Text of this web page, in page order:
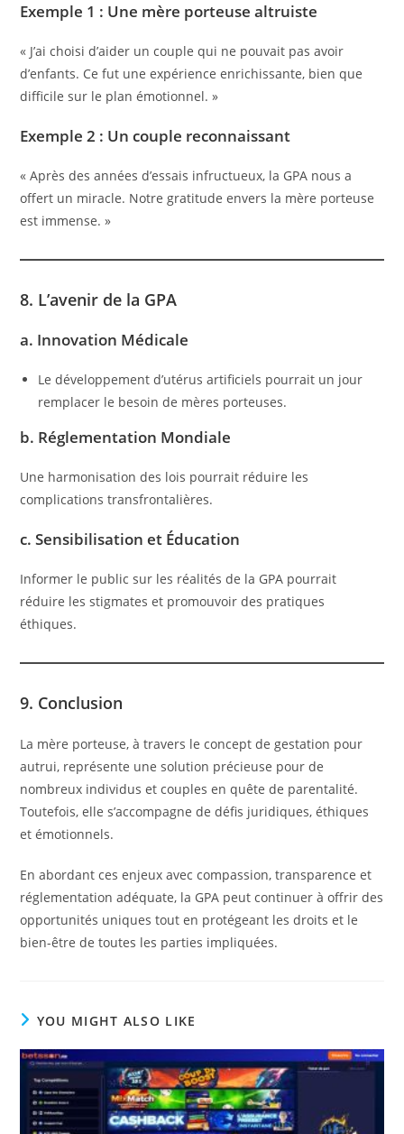
Exemple 1 : Une mère porteuse altruiste
« J’ai choisi d’aider un couple qui ne pouvait pas avoir
d’enfants. Ce fut une expérience enrichissante, bien que
difficile sur le plan émotionnel. »
Exemple 2 : Un couple reconnaissant
« Après des années d’essais infructueux, la GPA nous a
offert un miracle. Notre gratitude envers la mère porteuse
est immense. »
8. L’avenir de la GPA
a. Innovation Médicale
Le développement d’utérus artificiels pourrait un jour
remplacer le besoin de mères porteuses.
b. Réglementation Mondiale
Une harmonisation des lois pourrait réduire les
complications transfrontalières.
c. Sensibilisation et Éducation
Informer le public sur les réalités de la GPA pourrait
réduire les stigmates et promouvoir des pratiques
éthiques.
9. Conclusion
La mère porteuse, à travers le concept de gestation pour
autrui, représente une solution précieuse pour de
nombreux individus et couples en quête de parentalité.
Toutefois, elle s’accompagne de défis juridiques, éthiques
et émotionnels.
En abordant ces enjeux avec compassion, transparence et
réglementation adéquate, la GPA peut continuer à offrir des
opportunités uniques tout en protégeant les droits et le
bien-être de toutes les parties impliquées.
YOU MIGHT ALSO LIKE